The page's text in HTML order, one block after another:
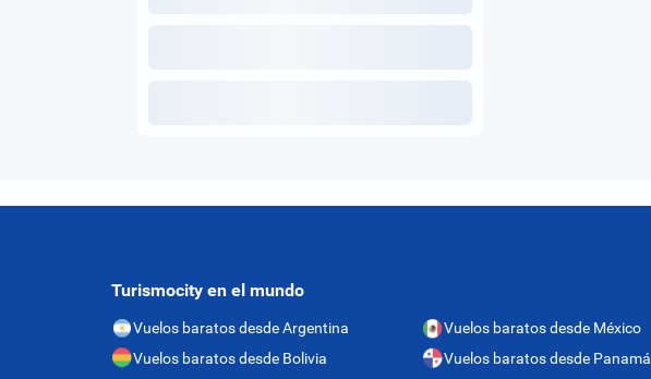
Turismocity en el mundo
Vuelos baratos desde Argentina
Vuelos baratos desde Bolivia
Vuelos baratos desde México
Vuelos baratos desde Panamá